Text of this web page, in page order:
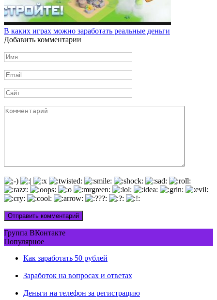
В каких играх можно заработать реальные деньги
Добавить комментарии
Имя
*
Email
*
Сайт
Комментарий
Группа ВКонтакте
Популярное
Как заработать 50 рублей
Заработок на вопросах и ответах
Деньги на телефон за регистрацию